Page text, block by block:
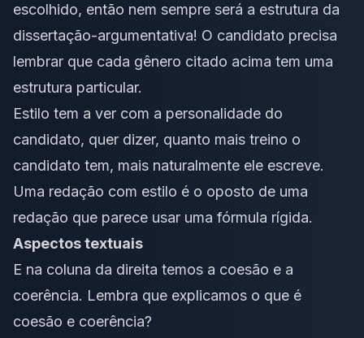
escolhido, então nem sempre será a estrutura da
dissertação-argumentativa! O candidato precisa
lembrar que cada gênero citado acima tem uma
estrutura particular.
Estilo tem a ver com a personalidade do
candidato, quer dizer, quanto mais treino o
candidato tem, mais naturalmente ele escreve.
Uma redação com estilo é o oposto de uma
redação que parece usar uma fórmula rígida.
Aspectos textuais
E na coluna da direita temos a coesão e a
coerência. Lembra que explicamos o que é
coesão e coerência?